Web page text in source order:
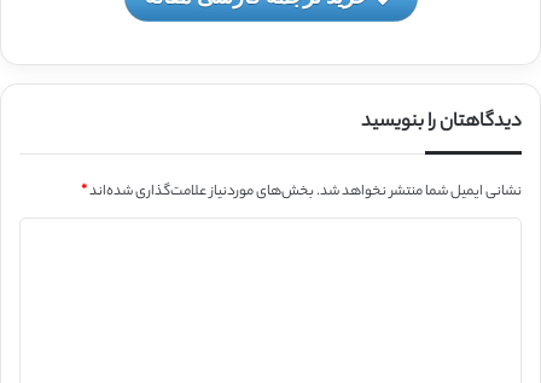
دیدگاهتان را بنویسید
نشانی ایمیل شما منتشر نخواهد شد.بخش‌های موردنیاز علامت‌گذاری شده‌اند*